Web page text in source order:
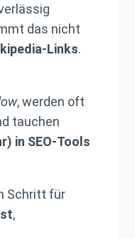
das nicht
Links.
, werden oft
tauchen
in SEO-Tools
Schritt für
,